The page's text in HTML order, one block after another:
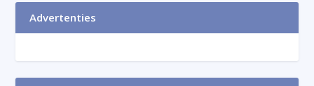
Advertenties